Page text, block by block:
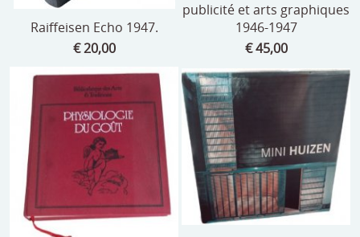
Raiffeisen Echo 1947.
€ 20,00
publicité et arts graphiques
1946-1947
€ 45,00